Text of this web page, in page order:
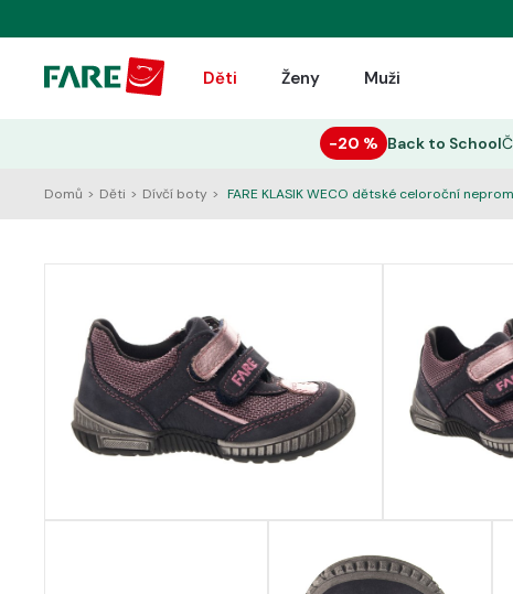
Děti Ženy Muži
−20 % Back to School
Domů > Děti > Dívčí boty > FARE KLASIK WECO dětské celoroční